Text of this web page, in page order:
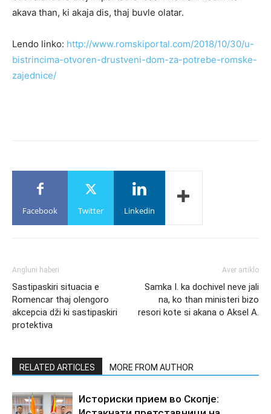
akava than, ki akaja dis, thaj buvle olatar.
Lendo linko: http://www.romskiportal.com/2018/10/30/u-
bistrincima-otvoren-drustveni-dom-za-potrebe-romske-
zajednice/
Facebook Twitter Linkedin
Angluni haberi
Sastipaskiri situacia e
Romencar thaj olengoro
akcepcia dži ki sastipaskiri
protektiva
Aver artiklo
Samka I. ka dochivel neve jali
na, ko than ministeri bizo
resori kote si akana o Aksel A.
RELATED ARTICLES MORE FROM AUTHOR
Историски прием во Скопје: